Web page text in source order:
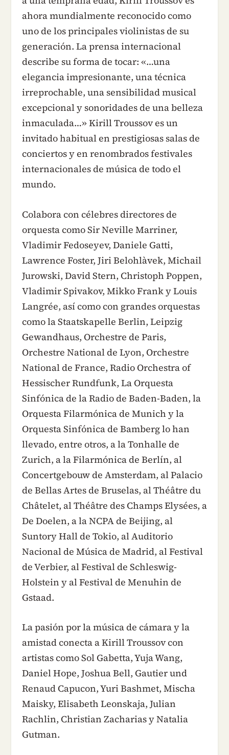
ahora mundialmente reconocido como
uno de los principales violinistas de su
generación. La prensa internacional
describe su forma de tocar: «…una
elegancia impresionante, una técnica
irreprochable, una sensibilidad musical
excepcional y sonoridades de una belleza
inmaculada…» Kirill Troussov es un
invitado habitual en prestigiosas salas de
conciertos y en renombrados festivales
internacionales de música de todo el
mundo.
Colabora con célebres directores de
orquesta como Sir Neville Marriner,
Vladimir Fedoseyev, Daniele Gatti,
Lawrence Foster, Jiri Belohlàvek, Michail
Jurowski, David Stern, Christoph Poppen,
Vladimir Spivakov, Mikko Frank y Louis
Langrée, así como con grandes orquestas
como la Staatskapelle Berlin, Leipzig
Gewandhaus, Orchestre de Paris,
Orchestre National de Lyon, Orchestre
National de France, Radio Orchestra of
Hessischer Rundfunk, La Orquesta
Sinfónica de la Radio de Baden-Baden, la
Orquesta Filarmónica de Munich y la
Orquesta Sinfónica de Bamberg lo han
llevado, entre otros, a la Tonhalle de
Zurich, a la Filarmónica de Berlín, al
Concertgebouw de Amsterdam, al Palacio
de Bellas Artes de Bruselas, al Théâtre du
Châtelet, al Théâtre des Champs Elysées, a
De Doelen, a la NCPA de Beijing, al
Suntory Hall de Tokio, al Auditorio
Nacional de Música de Madrid, al Festival
de Verbier, al Festival de Schleswig-
Holstein y al Festival de Menuhin de
Gstaad.
La pasión por la música de cámara y la
amistad conecta a Kirill Troussov con
artistas como Sol Gabetta, Yuja Wang,
Daniel Hope, Joshua Bell, Gautier und
Renaud Capucon, Yuri Bashmet, Mischa
Maisky, Elisabeth Leonskaja, Julian
Rachlin, Christian Zacharias y Natalia
Gutman.